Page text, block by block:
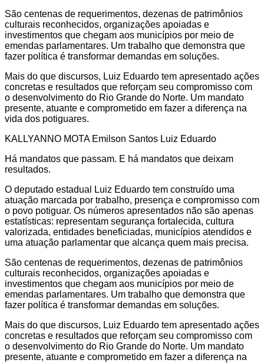
São centenas de requerimentos, dezenas de patrimônios
culturais reconhecidos, organizações apoiadas e
investimentos que chegam aos municípios por meio de
emendas parlamentares. Um trabalho que demonstra que
fazer política é transformar demandas em soluções.
Mais do que discursos, Luiz Eduardo tem apresentado ações
concretas e resultados que reforçam seu compromisso com
o desenvolvimento do Rio Grande do Norte. Um mandato
presente, atuante e comprometido em fazer a diferença na
vida dos potiguares.
KALLYANNO MOTA Emilson Santos Luiz Eduardo
Há mandatos que passam. E há mandatos que deixam
resultados.
O deputado estadual Luiz Eduardo tem construído uma
atuação marcada por trabalho, presença e compromisso com
o povo potiguar. Os números apresentados não são apenas
estatísticas: representam segurança fortalecida, cultura
valorizada, entidades beneficiadas, municípios atendidos e
uma atuação parlamentar que alcança quem mais precisa.
São centenas de requerimentos, dezenas de patrimônios
culturais reconhecidos, organizações apoiadas e
investimentos que chegam aos municípios por meio de
emendas parlamentares. Um trabalho que demonstra que
fazer política é transformar demandas em soluções.
Mais do que discursos, Luiz Eduardo tem apresentado ações
concretas e resultados que reforçam seu compromisso com
o desenvolvimento do Rio Grande do Norte. Um mandato
presente, atuante e comprometido em fazer a diferença na